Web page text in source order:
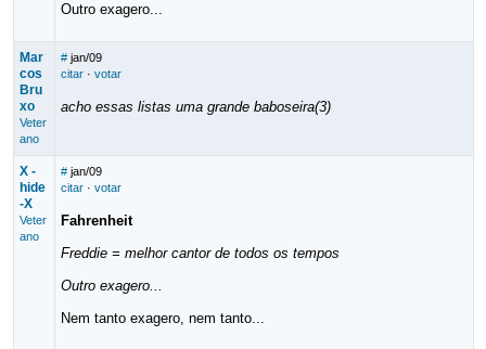
Outro exagero...
Mar
cos
Bru
xo
Veter
ano
# jan/09
citar· votar
acho essas listas uma grande baboseira(3)
X -
hide
-X
Veter
ano
# jan/09
citar· votar
Fahrenheit
Freddie = melhor cantor de todos os tempos
Outro exagero...
Nem tanto exagero, nem tanto...